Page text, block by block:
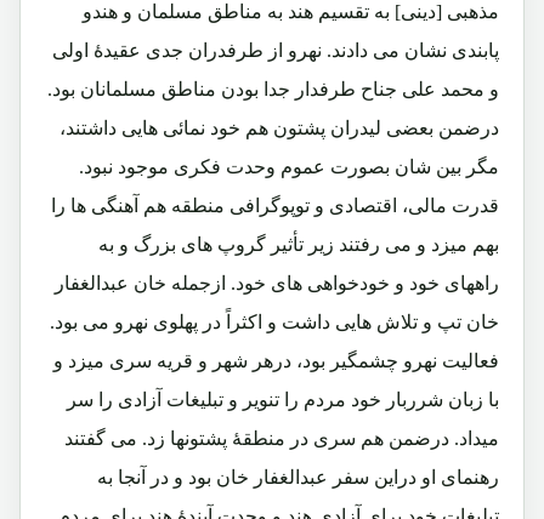
مذهبی [دینی] به تقسیم هند به مناطق مسلمان و هندو
پابندی نشان می دادند. نهرو از طرفدران جدی عقیدۀ اولی
و محمد علی جناح طرفدار جدا بودن مناطق مسلمانان بود.
درضمن بعضی لیدران پشتون هم خود نمائی هایی داشتند،
مگر بین شان بصورت عموم وحدت فکری موجود نبود.
قدرت مالی، اقتصادی و توپوگرافی منطقه هم آهنگی ها را
بهم میزد و می رفتند زیر تأثیر گروپ های بزرگ و به
راههای خود و خودخواهی های خود. ازجمله خان عبدالغفار
خان تپ و تلاش هایی داشت و اکثراً در پهلوی نهرو می بود.
فعالیت نهرو چشمگیر بود، درهر شهر و قریه سری میزد و
با زبان شرربار خود مردم را تنویر و تبلیغات آزادی را سر
میداد. درضمن هم سری در منطقۀ پشتونها زد. می گفتند
رهنمای او دراین سفر عبدالغفار خان بود و در آنجا به